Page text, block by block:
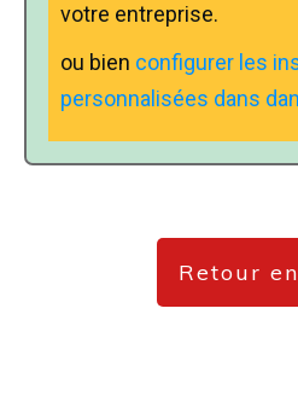
votre entreprise.
ou bien configurer les
personnalisées dans
Retour